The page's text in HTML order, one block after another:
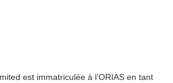
est immatriculée à l’ORIAS en tant